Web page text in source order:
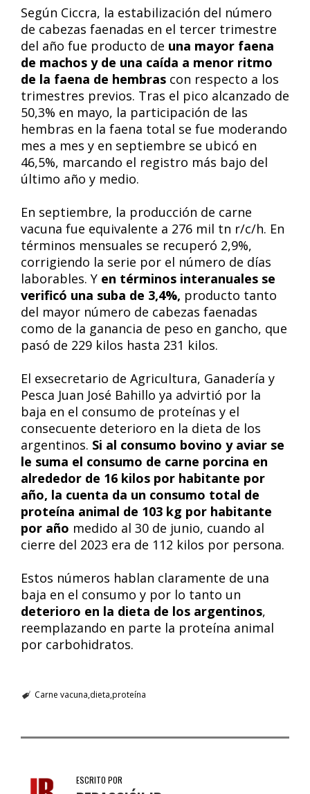
Según Ciccra, la estabilización del número
de cabezas faenadas en el tercer trimestre
del año fue producto de una mayor faena
de machos y de una caída a menor ritmo
de la faena de hembras con respecto a los
trimestres previos. Tras el pico alcanzado de
50,3% en mayo, la participación de las
hembras en la faena total se fue moderando
mes a mes y en septiembre se ubicó en
46,5%, marcando el registro más bajo del
último año y medio.
En septiembre, la producción de carne
vacuna fue equivalente a 276 mil tn r/c/h. En
términos mensuales se recuperó 2,9%,
corrigiendo la serie por el número de días
laborables. Y en términos interanuales se
verificó una suba de 3,4%, producto tanto
del mayor número de cabezas faenadas
como de la ganancia de peso en gancho, que
pasó de 229 kilos hasta 231 kilos.
El exsecretario de Agricultura, Ganadería y
Pesca Juan José Bahillo ya advirtió por la
baja en el consumo de proteínas y el
consecuente deterioro en la dieta de los
argentinos. Si al consumo bovino y aviar se
le suma el consumo de carne porcina en
alrededor de 16 kilos por habitante por
año, la cuenta da un consumo total de
proteína animal de 103 kg por habitante
por año medido al 30 de junio, cuando al
cierre del 2023 era de 112 kilos por persona.
Estos números hablan claramente de una
baja en el consumo y por lo tanto un
deterioro en la dieta de los argentinos,
reemplazando en parte la proteína animal
por carbohidratos.
Carne vacuna dieta proteína
ESCRITO POR